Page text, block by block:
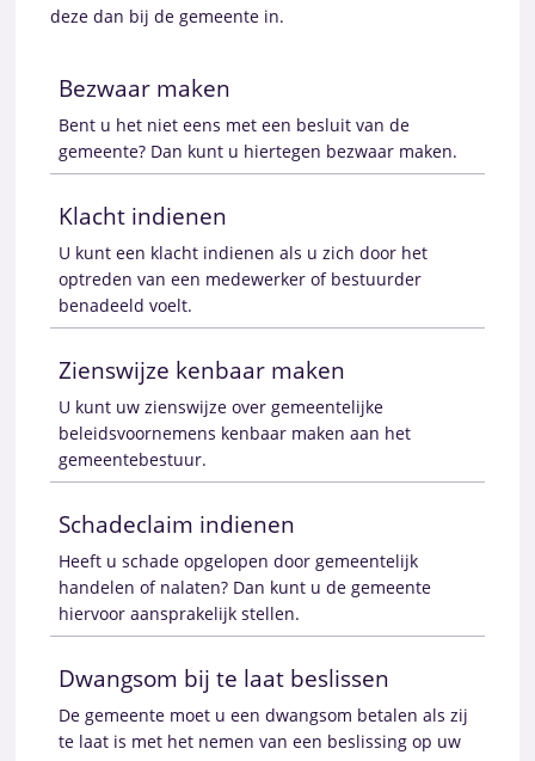
deze dan bij de gemeente in.
Bezwaar maken
Bent u het niet eens met een besluit van de
gemeente? Dan kunt u hiertegen bezwaar maken.
Klacht indienen
U kunt een klacht indienen als u zich door het
optreden van een medewerker of bestuurder
benadeeld voelt.
Zienswijze kenbaar maken
U kunt uw zienswijze over gemeentelijke
beleidsvoornemens kenbaar maken aan het
gemeentebestuur.
Schadeclaim indienen
Heeft u schade opgelopen door gemeentelijk
handelen of nalaten? Dan kunt u de gemeente
hiervoor aansprakelijk stellen.
Dwangsom bij te laat beslissen
De gemeente moet u een dwangsom betalen als zij
te laat is met het nemen van een beslissing op uw